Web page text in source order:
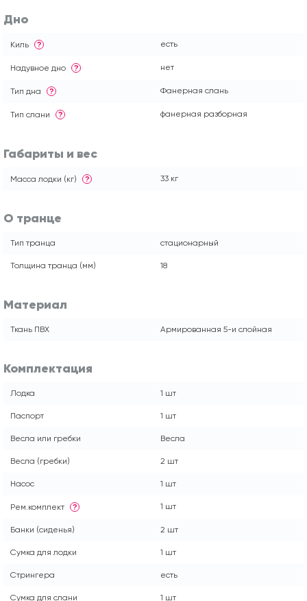
Дно
Киль ? есть
Надувное дно ? нет
Тип дна ? Фанерная слань
Тип слани ? фанерная разборная
Габариты и вес
Масса лодки (кг) ? 33 кг
О транце
Тип транца стационарный
Толщина транца (мм) 18
Материал
Ткань ПВХ Армированная 5-и слойная
Комплектация
Лодка 1 шт
Паспорт 1 шт
Весла или гребки Весла
Весла (гребки) 2 шт
Насос 1 шт
Рем.комплект ? 1 шт
Банки (сиденья) 2 шт
Сумка для лодки 1 шт
Стрингера есть
Сумка для слани 1 шт